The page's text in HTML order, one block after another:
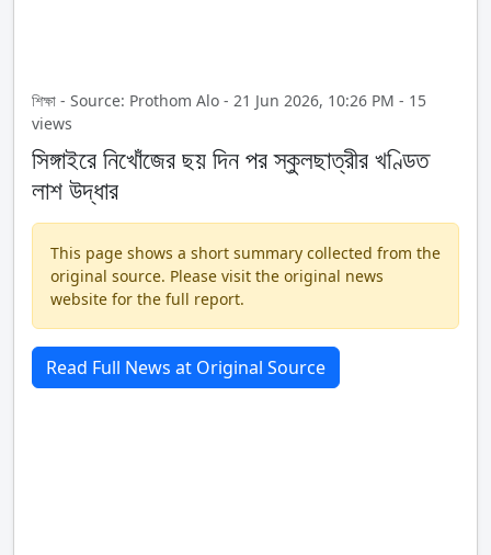
শিক্ষা - Source: Prothom Alo - 21 Jun 2026, 10:26 PM - 15
views
সিঙ্গাইরে নিখোঁজের ছয় দিন পর স্কুলছাত্রীর খণ্ডিত
লাশ উদ্ধার
This page shows a short summary collected from the
original source. Please visit the original news
website for the full report.
Read Full News at Original Source